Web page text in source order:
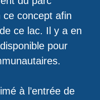
concept afin
ce lac. Il y a en
pour
à l’entrée de